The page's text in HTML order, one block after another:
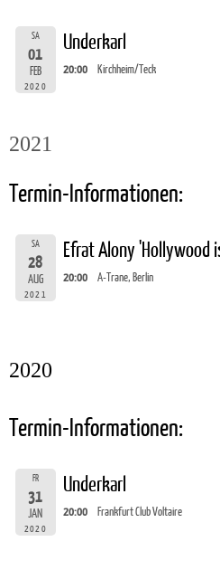
SA
01
FEB
2020
Underkarl
20:00 Kirchheim/Teck
2021
Termin-Informationen:
SA
28
AUG
2021
Efrat Alony 'Hollywood
20:00 A-Trane, Berlin
2020
Termin-Informationen:
FR
31
JAN
2020
Underkarl
20:00 Frankfurt Club Voltaire